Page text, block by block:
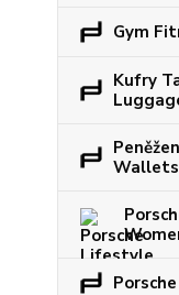
Gym
Kufry